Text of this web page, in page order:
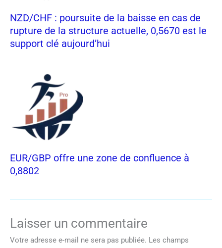
NZD/CHF : poursuite de la baisse en cas de
rupture de la structure actuelle, 0,5670 est le
support clé aujourd’hui
EUR/GBP offre une zone de confluence à
0,8802
Laisser un commentaire
Votre adresse e-mail ne sera pas publiée. Les champs